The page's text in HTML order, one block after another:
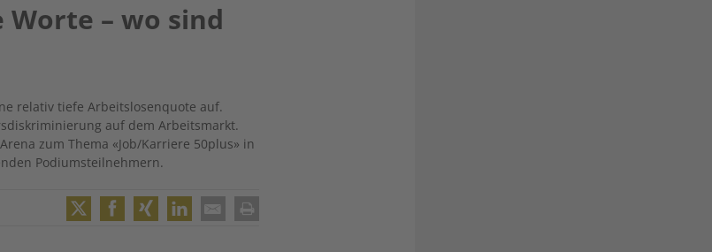
Worte – wo sind
relativ tiefe Arbeitslosenquote auf.
auf dem Arbeitsmarkt.
zum Thema «Job/Karriere 50plus» in
Podiumsteilnehmern.